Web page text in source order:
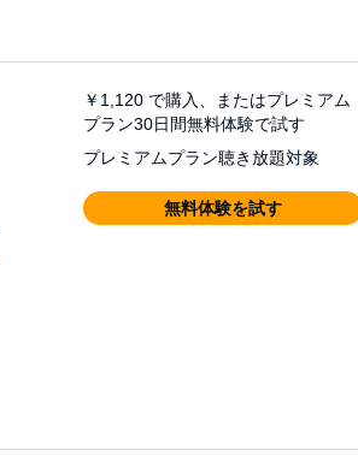
￥1,120 で購入、またはプレミアム
プラン30日間無料体験で試す
プレミアムプラン聴き放題対象
無料体験を試す